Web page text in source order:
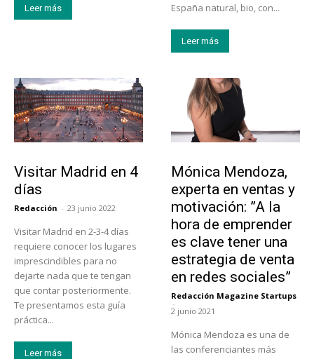
Leer más
España natural, bio, con...
Leer más
Visitar Madrid en 4
días
Redacción - 23 junio 2022
Visitar Madrid en 2-3-4 días
requiere conocer los lugares
imprescindibles para no
dejarte nada que te tengan
que contar posteriormente.
Te presentamos esta guía
práctica...
Leer más
Mónica Mendoza,
experta en ventas y
motivación: ”A la
hora de emprender
es clave tener una
estrategia de venta
en redes sociales”
Redacción Magazine Startups
-
2 junio 2021
Mónica Mendoza es una de
las conferenciantes más